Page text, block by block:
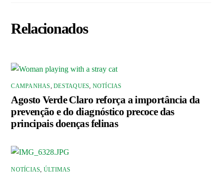
Relacionados
CAMPANHAS,DESTAQUES, NOTÍCIAS
Agosto Verde Claro reforça a importância da
prevenção e do diagnóstico precoce das
principais doenças felinas
NOTÍCIAS, ÚLTIMAS